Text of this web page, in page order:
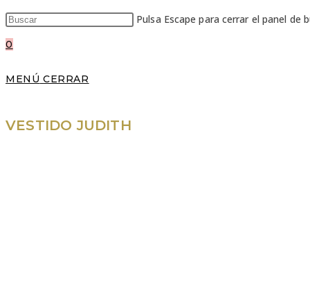
Pulsa Escape para cerrar el panel de
0
MENÚ CERRAR
VESTIDO JUDITH